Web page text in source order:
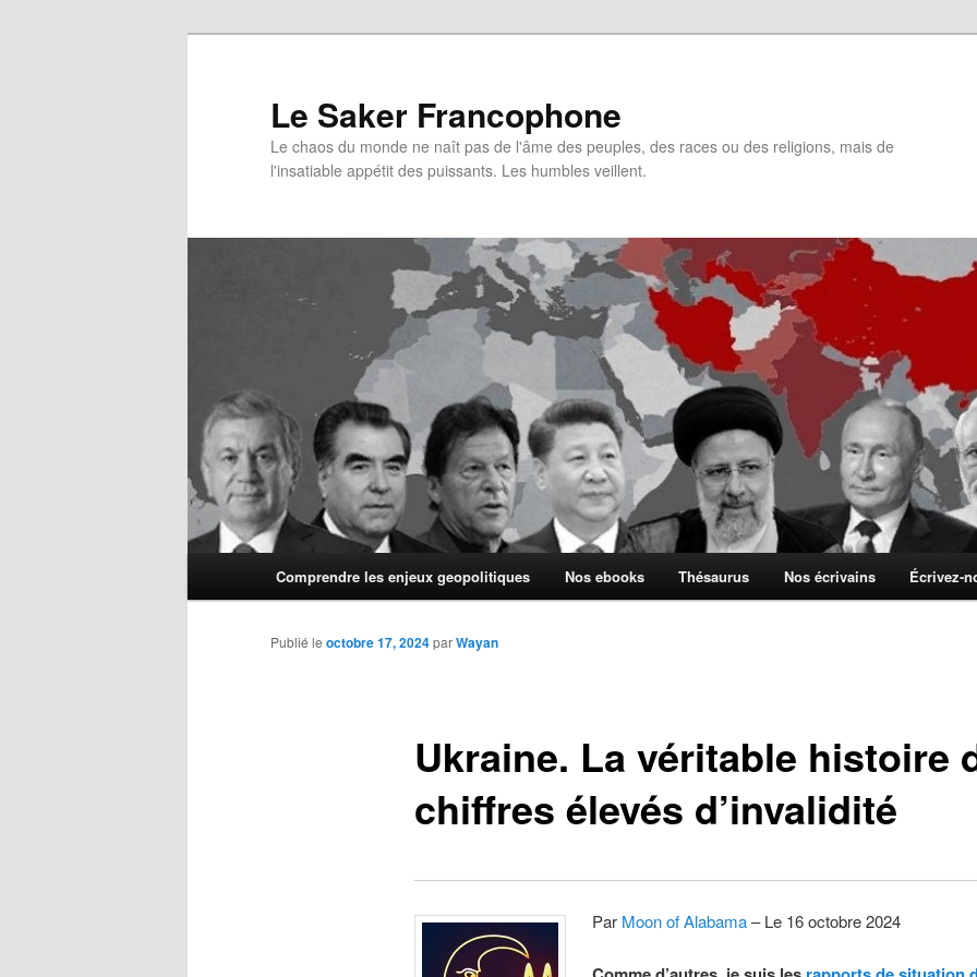
Le Saker Francophone
Le chaos du monde ne naît pas de l'âme des peuples, des races ou des religions, mais de
l'insatiable appétit des puissants. Les humbles veillent.
Comprendre les enjeux geopolitiques Nos ebooks Thésaurus Nos écrivains Écrivez-
Ukraine. La véritable histoire
chiffres élevés d’invalidité
Publié le octobre 17, 2024parWayan
Par Moon of Alabama– Le 16 octobre 2024